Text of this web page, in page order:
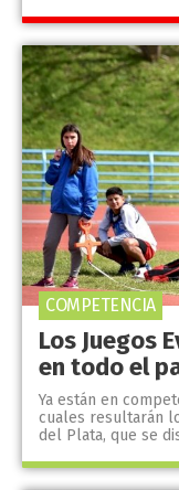
Los Juegos
en todo el
Ya están en
cuales resultarán
del Plata, que se
COMPETENCIA